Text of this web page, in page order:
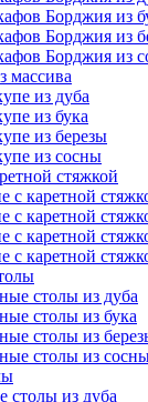
Борджия из
Борджия из
Борджия из
массива
из дуба
из бука
из березы
из сосны
стяжкой
с каретной
с каретной
с каретной
с каретной
столы из дуба
столы из бука
столы из
столы из
столы из дуба